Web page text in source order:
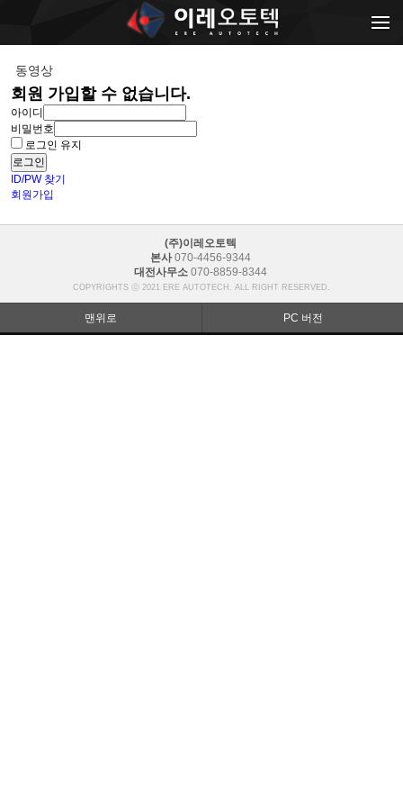
메뉴 건너뛰기
동영상
회원 가입할 수 없습니다.
아이디
비밀번호
로그인 유지
ID/PW 찾기
회원가입
(주)이레오토텍
본사 070-4456-9344
대전사무소 070-8859-8344
COPYRIGHTS ⓒ 2021 ERE AUTOTECH. ALL RIGHT RESERVED.
맨위로 PC 버전